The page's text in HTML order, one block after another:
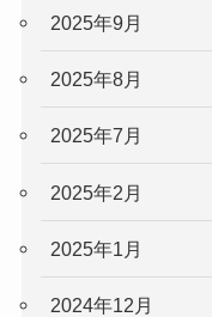
2025年9月
2025年8月
2025年7月
2025年2月
2025年1月
2024年12月